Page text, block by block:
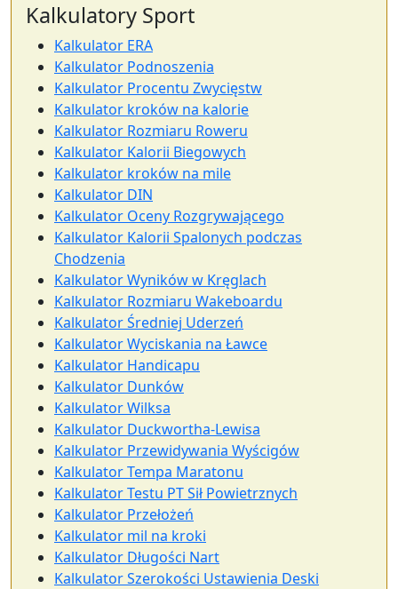
Kalkulatory Sport
Kalkulator ERA
Kalkulator Podnoszenia
Kalkulator Procentu Zwycięstw
Kalkulator kroków na kalorie
Kalkulator Rozmiaru Roweru
Kalkulator Kalorii Biegowych
Kalkulator kroków na mile
Kalkulator DIN
Kalkulator Oceny Rozgrywającego
Kalkulator Kalorii Spalonych podczas
Chodzenia
Kalkulator Wyników w Kręglach
Kalkulator Rozmiaru Wakeboardu
Kalkulator Średniej Uderzeń
Kalkulator Wyciskania na Ławce
Kalkulator Handicapu
Kalkulator Dunków
Kalkulator Wilksa
Kalkulator Duckwortha-Lewisa
Kalkulator Przewidywania Wyścigów
Kalkulator Tempa Maratonu
Kalkulator Testu PT Sił Powietrznych
Kalkulator Przełożeń
Kalkulator mil na kroki
Kalkulator Długości Nart
Kalkulator Szerokości Ustawienia Deski